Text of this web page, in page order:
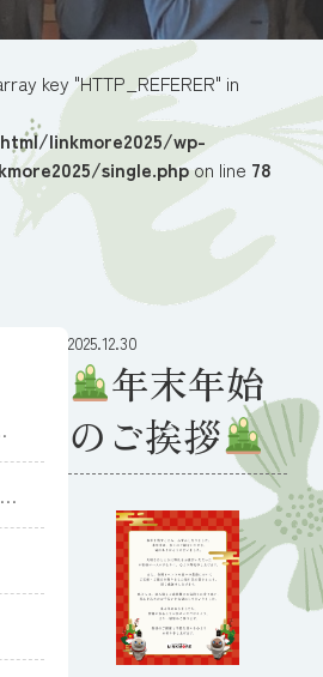
key "HTTP_REFERER" in
linkmore2025/wp-
single.phpon line 78
2025.12.30
年末年始
のご挨拶